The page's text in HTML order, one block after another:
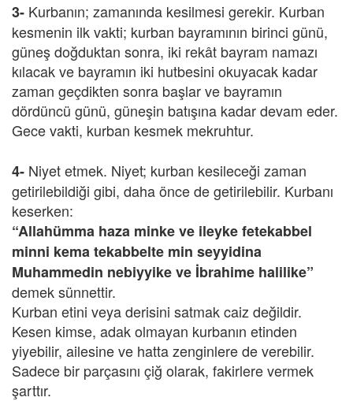
3- Kurbanın; zamanında kesilmesi gerekir. Kurban
kesmenin ilk vakti; kurban bayramının birinci günü,
güneş doğduktan sonra, iki rekât bayram namazı
kılacak ve bayramın iki hutbesini okuyacak kadar
zaman geçdikten sonra başlar ve bayramın
dördüncü günü, güneşin batışına kadar devam eder.
Gece vakti, kurban kesmek mekruhtur.
4- Niyet etmek. Niyet; kurban kesileceği zaman
getirilebildiği gibi, daha önce de getirilebilir. Kurbanı
keserken:
“Allahümma haza minke ve ileyke fetekabbel
minni kema tekabbelte min seyyidina
Muhammedin nebiyyike ve İbrahime halilike”
demek sünnettir.
Kurban etini veya derisini satmak caiz değildir.
Kesen kimse, adak olmayan kurbanın etinden
yiyebilir, ailesine ve hatta zenginlere de verebilir.
Sadece bir parçasını çiğ olarak, fakirlere vermek
şarttır.